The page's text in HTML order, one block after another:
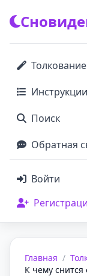
Инструкции
Поиск
Обратная
Войти
Главная /
К чему снится